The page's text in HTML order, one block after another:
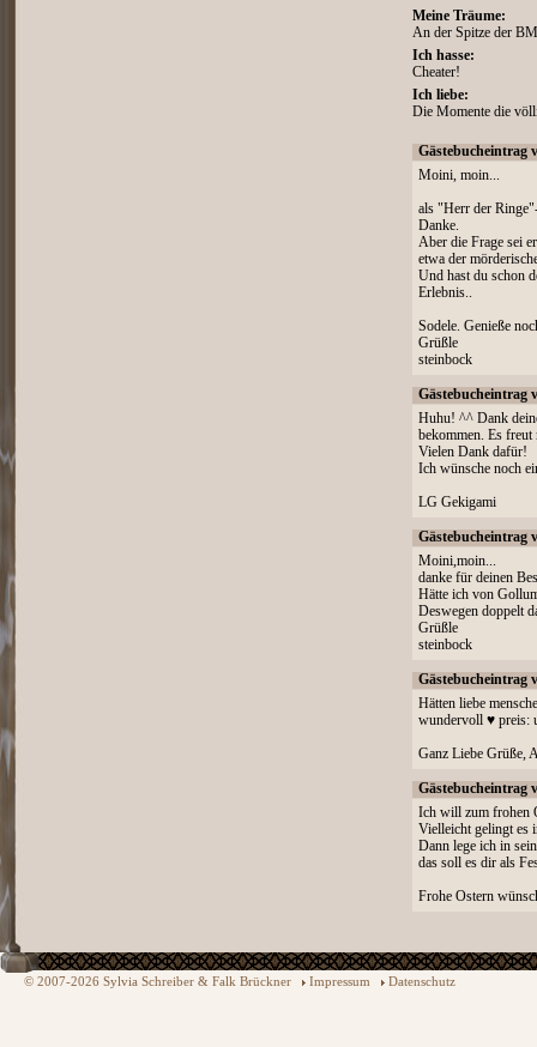
Meine Träume:
An der Spitze der
Ich hasse:
Cheater!
Ich liebe:
Die Momente die
Gästebucheintrag
Moini, moin...
als "Herr der
Danke.
Aber die Frage sei
etwa der
Und hast du schon
Erlebnis..
Sodele. Genieße
Grüßle
steinbock
Gästebucheintrag
Huhu! ^^ Dank
bekommen. Es
Vielen Dank dafür!
Ich wünsche noch
LG Gekigami
Gästebucheintrag
Moini,moin...
danke für deinen
Hätte ich von
Deswegen doppelt
Grüßle
steinbock
Gästebucheintrag
Hätten liebe
wundervoll ♥ preis:
Ganz Liebe Grüße,
Gästebucheintrag
Ich will zum frohen
Vielleicht gelingt es
Dann lege ich in
das soll es dir als
Frohe Ostern
© 2007-2026 Sylvia Schreiber & Falk Brückner Impressum Datenschutz